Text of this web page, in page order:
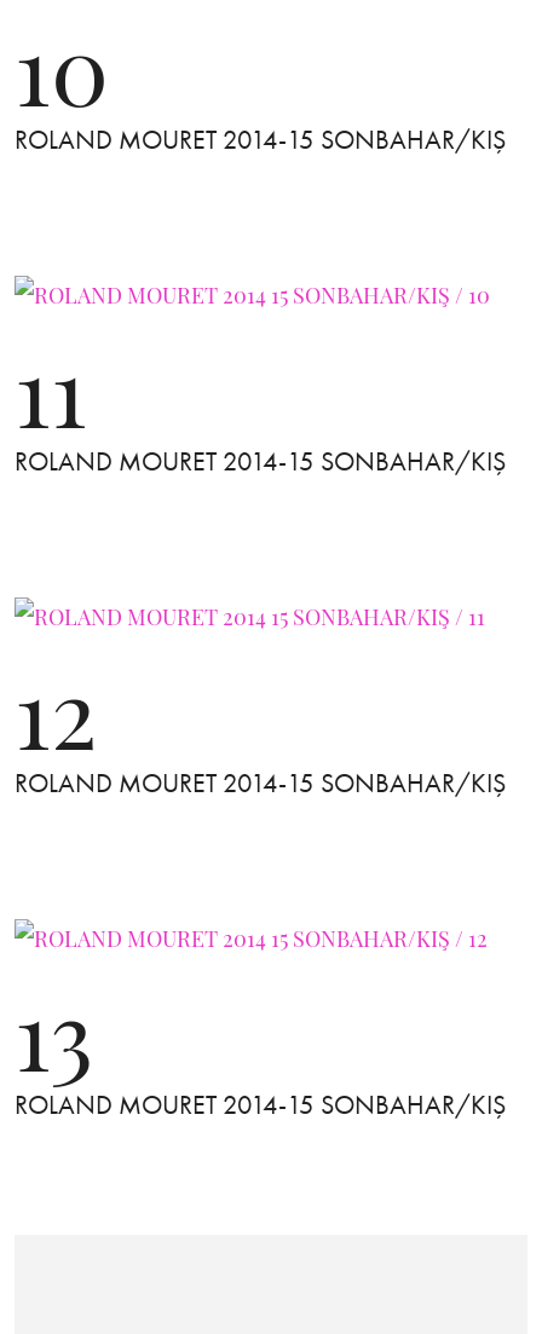
10
ROLAND MOURET 2014-15 SONBAHAR/KIŞ
11
ROLAND MOURET 2014-15 SONBAHAR/KIŞ
12
ROLAND MOURET 2014-15 SONBAHAR/KIŞ
13
ROLAND MOURET 2014-15 SONBAHAR/KIŞ